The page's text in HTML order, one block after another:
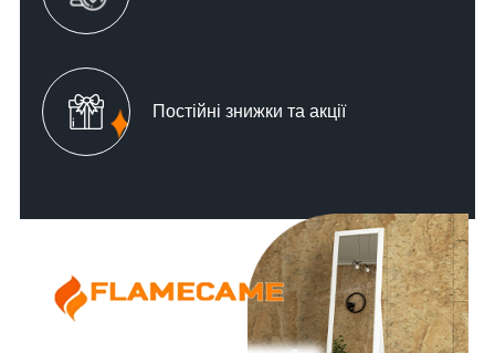
Постійні знижки та акції